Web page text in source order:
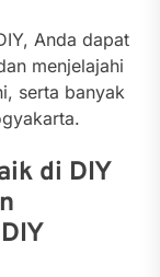
Anda dapat
menjelajahi
serta banyak
di DIY